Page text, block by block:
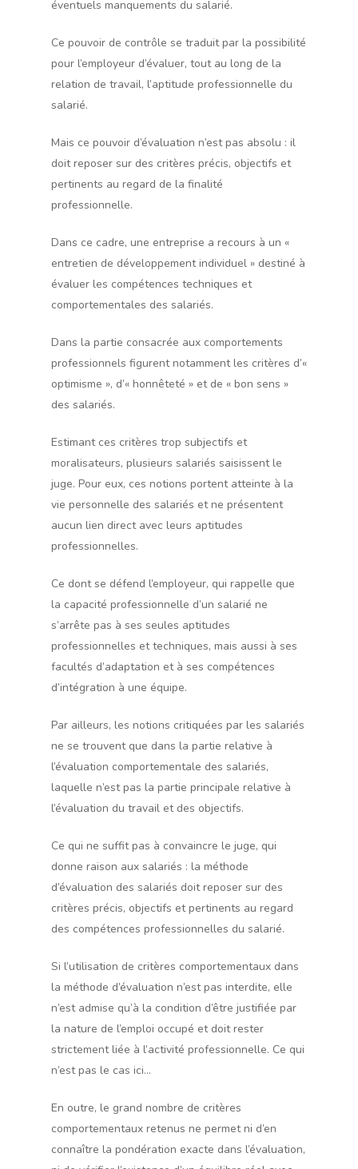
éventuels manquements du salarié.
Ce pouvoir de contrôle se traduit par la possibilité
pour l’employeur d’évaluer, tout au long de la
relation de travail, l’aptitude professionnelle du
salarié.
Mais ce pouvoir d’évaluation n’est pas absolu : il
doit reposer sur des critères précis, objectifs et
pertinents au regard de la finalité
professionnelle.
Dans ce cadre, une entreprise a recours à un «
entretien de développement individuel » destiné à
évaluer les compétences techniques et
comportementales des salariés.
Dans la partie consacrée aux comportements
professionnels figurent notamment les critères d’«
optimisme », d’« honnêteté » et de « bon sens »
des salariés.
Estimant ces critères trop subjectifs et
moralisateurs, plusieurs salariés saisissent le
juge. Pour eux, ces notions portent atteinte à la
vie personnelle des salariés et ne présentent
aucun lien direct avec leurs aptitudes
professionnelles.
Ce dont se défend l’employeur, qui rappelle que
la capacité professionnelle d’un salarié ne
s’arrête pas à ses seules aptitudes
professionnelles et techniques, mais aussi à ses
facultés d’adaptation et à ses compétences
d’intégration à une équipe.
Par ailleurs, les notions critiquées par les salariés
ne se trouvent que dans la partie relative à
l’évaluation comportementale des salariés,
laquelle n’est pas la partie principale relative à
l’évaluation du travail et des objectifs.
Ce qui ne suffit pas à convaincre le juge, qui
donne raison aux salariés : la méthode
d’évaluation des salariés doit reposer sur des
critères précis, objectifs et pertinents au regard
des compétences professionnelles du salarié.
Si l’utilisation de critères comportementaux dans
la méthode d’évaluation n’est pas interdite, elle
n’est admise qu’à la condition d’être justifiée par
la nature de l’emploi occupé et doit rester
strictement liée à l’activité professionnelle. Ce qui
n’est pas le cas ici…
En outre, le grand nombre de critères
comportementaux retenus ne permet ni d’en
connaître la pondération exacte dans l’évaluation,